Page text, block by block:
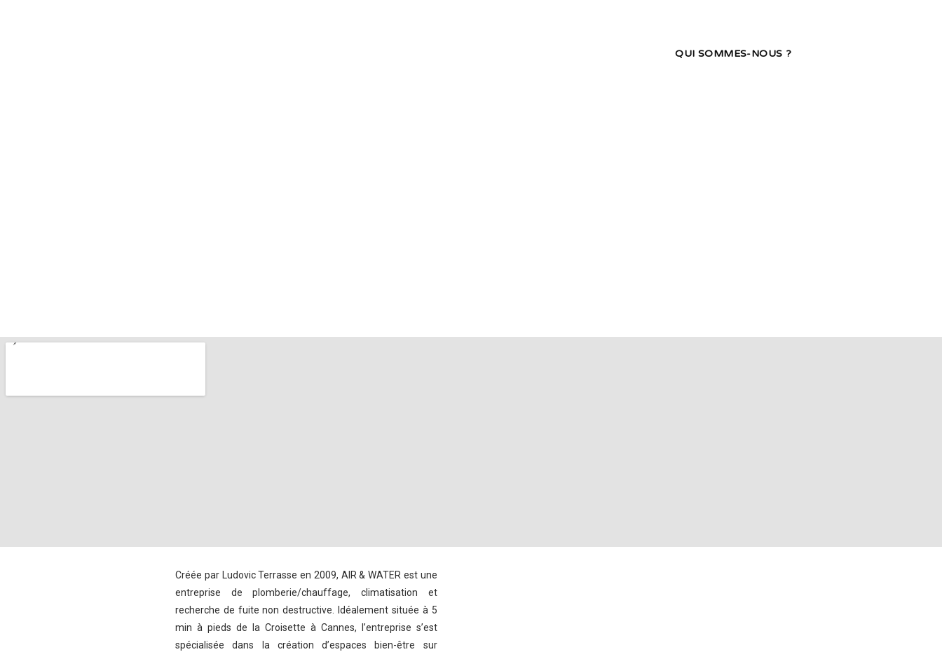
QUI SOMMES-NOUS ?
Créée par Ludovic Terrasse en 2009, AIR & WATER est une
entreprise de plomberie/chauffage, climatisation et
recherche de fuite non destructive. Idéalement située à 5
min à pieds de la Croisette à Cannes, l’entreprise s’est
spécialisée dans la création d’espaces bien-être sur